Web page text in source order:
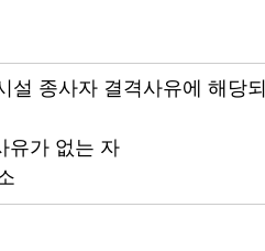
종사자 결격사유에 해당
유가 없는 자